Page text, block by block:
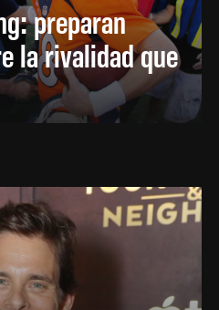
preparan
la rivalidad que